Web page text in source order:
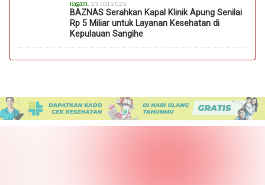
Ragam , 23 Okt 2025
BAZNAS Serahkan Kapal Klinik Apung Senilai
Rp 5 Miliar untuk Layanan Kesehatan di
Kepulauan Sangihe